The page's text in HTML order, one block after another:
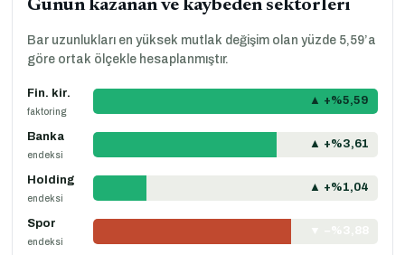
Günün kazanan ve kaybeden sektörleri
Bar uzunlukları en yüksek mutlak değişim olan yüzde 5,59’a
göre ortak ölçekle hesaplanmıştır.
Fin. kir.
faktoring
▲ +%5,59
Banka
endeksi
▲ +%3,61
Holding
endeksi
▲ +%1,04
Spor
endeksi